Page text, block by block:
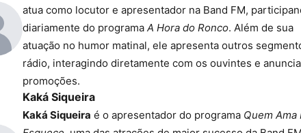
atua como locutor e apresentador na Band FM,
diariamente do programa A Hora do Ronco. Além de sua
atuação no humor matinal, ele apresenta outros
rádio, interagindo diretamente com os ouvintes e
promoções.
Kaká Siqueira
Kaká Siqueira é o apresentador do programa Quem Ama